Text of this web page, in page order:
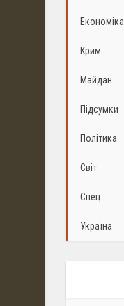
Економіка
Крим
Майдан
Підсумки
Політика
Світ
Спец
Україна